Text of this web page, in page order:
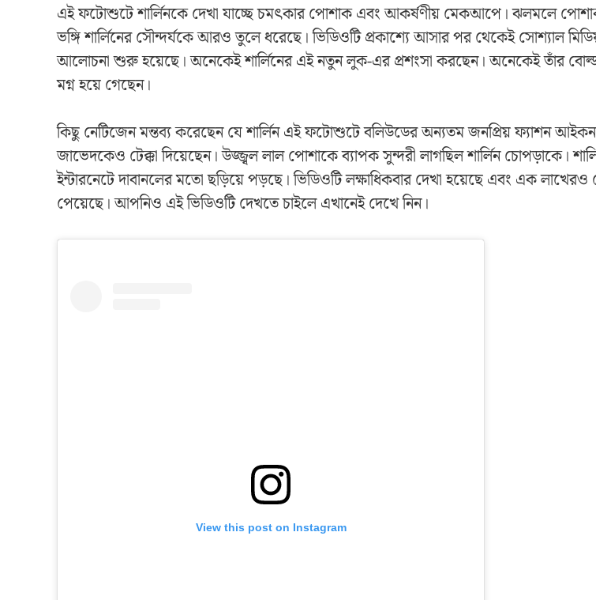
এই ফটোশুটে শার্লিনকে দেখা যাচ্ছে চমৎকার পোশাক এবং আকর্ষণীয় মেকআপে। ঝলমলে
ভঙ্গি শার্লিনের সৌন্দর্যকে আরও তুলে ধরেছে। ভিডিওটি প্রকাশ্যে আসার পর থেকেই সোশ্যাল
আলোচনা শুরু হয়েছে। অনেকেই শার্লিনের এই নতুন লুক-এর প্রশংসা করছেন। অনেকেই তাঁর বোল্ড
মগ্ন হয়ে গেছেন।
কিছু নেটিজেন মন্তব্য করেছেন যে শার্লিন এই ফটোশুটে বলিউডের অন্যতম জনপ্রিয় ফ্যাশন
জাভেদকেও টেক্কা দিয়েছেন। উজ্জ্বল লাল পোশাকে ব্যাপক সুন্দরী লাগছিল শার্লিন চোপড়াকে।
ইন্টারনেটে দাবানলের মতো ছড়িয়ে পড়ছে। ভিডিওটি লক্ষাধিকবার দেখা হয়েছে এবং এক লাখেরও
পেয়েছে। আপনিও এই ভিডিওটি দেখতে চাইলে এখানেই দেখে নিন।
View this post on Instagram